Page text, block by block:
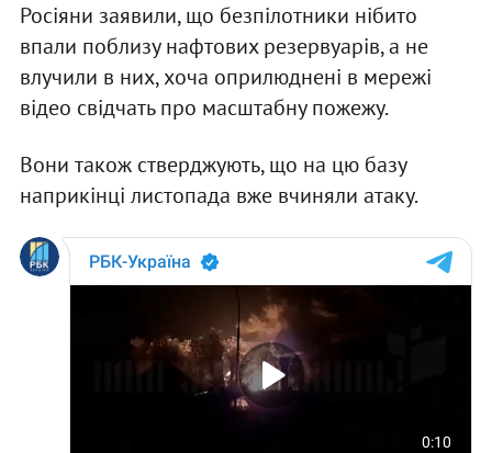
Росіяни заявили, що безпілотники нібито
впали поблизу нафтових резервуарів, а не
влучили в них, хоча оприлюднені в мережі
відео свідчать про масштабну пожежу.
Вони також стверджують, що на цю базу
наприкінці листопада вже вчиняли атаку.